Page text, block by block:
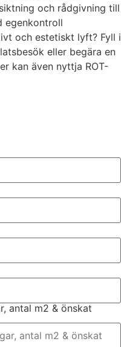
och rådgivning till
egenkontroll
och estetiskt lyft? Fyll i
eller begära en
kan även nyttja ROT-
antal m2 & önskat